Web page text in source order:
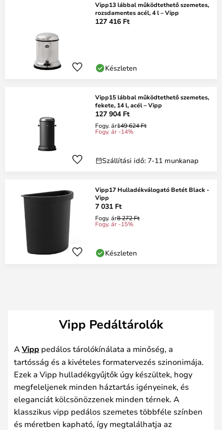
Vipp13 lábbal működtethető szemetes,
rozsdamentes acél, 4 l – Vipp
127 416 Ft
Készleten
Vipp15 lábbal működtethető szemetes,
fekete, 14 l, acél – Vipp
127 904 Ft
Fogy. ár149 624 Ft
Fogy. ár -14%
Szállítási idő: 7-11 munkanap
Vipp17 Hulladékválogató Betét Black -
Vipp
7 031 Ft
Fogy. ár8 272 Ft
Fogy. ár -15%
Készleten
Vipp Pedáltárolók
A Vipp pedálos tárolókínálata a minőség, a
tartósság és a kivételes formatervezés szinonimája.
Ezek a Vipp hulladékgyűjtők úgy készültek, hogy
megfeleljenek minden háztartás igényeinek, és
eleganciát kölcsönözzenek minden térnek. A
klasszikus vipp pedálos szemetes többféle színben
és méretben kapható, így megtalálhatja az